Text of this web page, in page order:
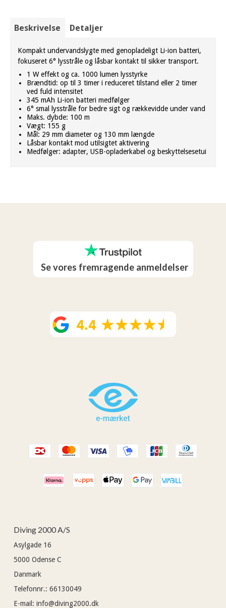
Beskrivelse Detaljer
Kompakt undervandslygte med genopladeligt Li-ion batteri,
fokuseret 6° lysstråle og låsbar kontakt til sikker transport.
1 W effekt og ca. 1000 lumen lysstyrke
Brændtid: op til 3 timer i reduceret tilstand eller 2 timer
ved fuld intensitet
345 mAh Li-ion batteri medfølger
6° smal lysstråle for bedre sigt og rækkevidde under vand
Maks. dybde: 100 m
Vægt: 155 g
Mål: 29 mm diameter og 130 mm længde
Låsbar kontakt mod utilsigtet aktivering
Medfølger: adapter, USB-opladerkabel og beskyttelsesetui
Se vores fremragende anmeldelser
Diving 2000 A/S
Asylgade 16
5000 Odense C
Danmark
Telefonnr.: 66130049
E-mail : info@diving2000.dk